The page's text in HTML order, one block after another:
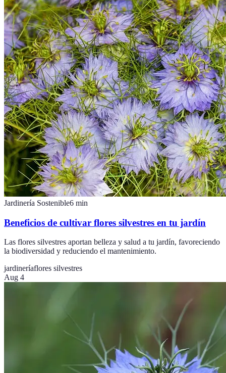
Jardinería Sostenible6 min
Beneficios de cultivar flores silvestres en tu jardín
Las flores silvestres aportan belleza y salud a tu jardín, favoreciendo
la biodiversidad y reduciendo el mantenimiento.
jardineríaflores silvestres
Aug 4